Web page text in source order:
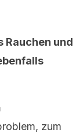
Rauchen und
zum